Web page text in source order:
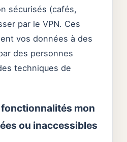
sécurisés (cafés,
par le VPN. Ces
vos données à des
des personnes
techniques de
mon
ou inaccessibles